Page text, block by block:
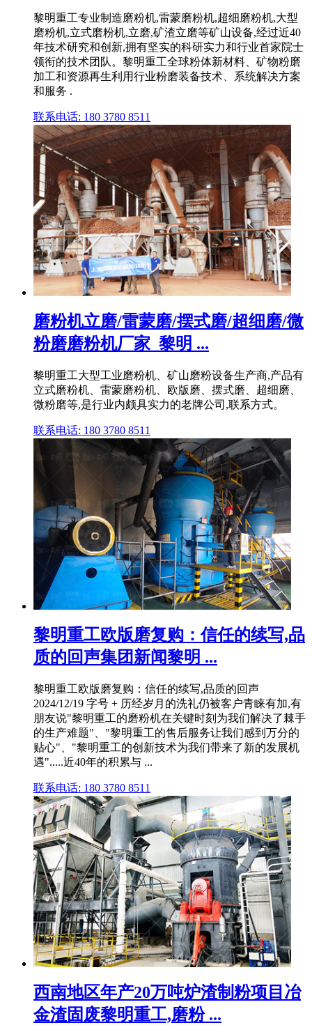
黎明重工专业制造磨粉机,雷蒙磨粉机,超细磨粉机,大型
磨粉机,立式磨粉机,立磨,矿渣立磨等矿山设备,经过近40
年技术研究和创新,拥有坚实的科研实力和行业首家院士
领衔的技术团队。黎明重工全球粉体新材料、矿物粉磨
加工和资源再生利用行业粉磨装备技术、系统解决方案
和服务 .
联系电话: 180 3780 8511
磨粉机立磨/雷蒙磨/摆式磨/超细磨/微
粉磨磨粉机厂家_黎明 ...
黎明重工大型工业磨粉机、矿山磨粉设备生产商,产品有
立式磨粉机、雷蒙磨粉机、欧版磨、摆式磨、超细磨、
微粉磨等,是行业内颇具实力的老牌公司,联系方式。
联系电话: 180 3780 8511
黎明重工欧版磨复购：信任的续写,品
质的回声集团新闻黎明 ...
黎明重工欧版磨复购：信任的续写,品质的回声
2024/12/19 字号 + 历经岁月的洗礼仍被客户青睐有加,有
朋友说"黎明重工的磨粉机在关键时刻为我们解决了棘手
的生产难题"、"黎明重工的售后服务让我们感到万分的
贴心"、"黎明重工的创新技术为我们带来了新的发展机
遇".....近40年的积累与 ...
联系电话: 180 3780 8511
西南地区年产20万吨炉渣制粉项目冶
金渣固废黎明重工,磨粉 ...